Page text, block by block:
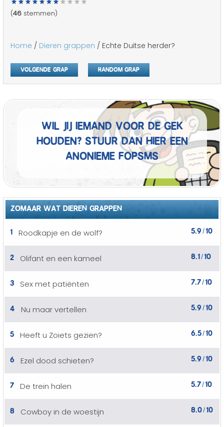
(46 stemmen)
Home / Dieren grappen / Echte Duitse herder?
Volgende grap Random grap
Wil jij iemand voor de gek
houden? Stuur dan hier een
anonieme fopSMS
ZOMAAR WAT DIEREN GRAPPEN
1
Roodkapje en de wolf? 5.9 /10
2 Olifant en een kameel 8.1/10
3 Sex met patiënten 7.7/10
4 Nu maar vertellen 5.9 /10
5 Heeft u Zoiets gezien? 6.5/10
6 Ezel dood schieten? 5.9 /10
7 De trein halen 5.7/10
8 Cowboy in de woestijn 8.0/10